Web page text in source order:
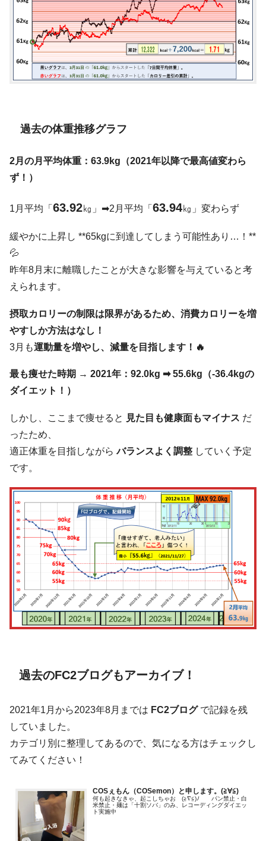
過去の体重推移グラフ
2月の月平均体重：63.9kg（2021年以降で最高値変わら
ず！）
1月平均「 63.92㎏」➡2月平均「 63.94㎏」変わらず
緩やかに上昇し **65kgに到達してしまう可能性あり…！**
💦
昨年8月末に離職したことが大きな影響を与えていると考
えられます。
摂取カロリーの制限は限界があるため、消費カロリーを増
やすしか方法はなし！
3月も運動量を増やし、減量を目指します！🔥
最も痩せた時期 → 2021年：92.0kg ➡ 55.6kg（-36.4kgの
ダイエット！）
しかし、ここまで痩せると 見た目も健康面もマイナス だ
ったため、
適正体重を目指しながらバランスよく調整 していく予定
です。
過去のFC2ブログもアーカイブ！
2021年1月から2023年8月までは FC2ブログで記録を残
していました。
カテゴリ別に整理してあるので、気になる方はチェックし
てみてください！
COSぇもん（COSemon）と申します。(≧∀≦)ゞ
何も起きなきゃ、起こしちゃお (≧∇≦)ﾉ パン禁止・白
米禁止・麺は「十割ソバ」のみ、レコーディングダイエッ
ト実施中